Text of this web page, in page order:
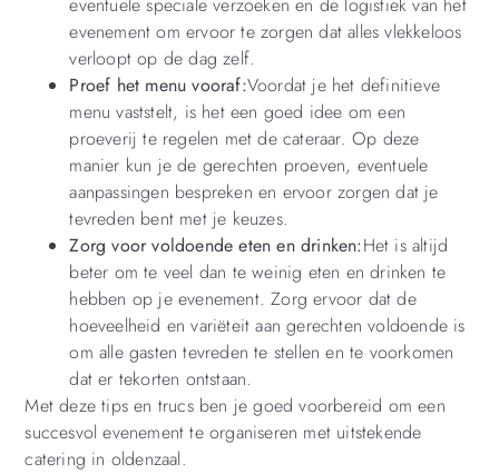
eventuele speciale verzoeken en de logistiek van het
evenement om ervoor te zorgen dat alles vlekkeloos
verloopt op de dag zelf.
Proef het menu vooraf:Voordat je het definitieve
menu vaststelt, is het een goed idee om een
proeverij te regelen met de cateraar. Op deze
manier kun je de gerechten proeven, eventuele
aanpassingen bespreken en ervoor zorgen dat je
tevreden bent met je keuzes.
Zorg voor voldoende eten en drinken:Het is altijd
beter om te veel dan te weinig eten en drinken te
hebben op je evenement. Zorg ervoor dat de
hoeveelheid en variëteit aan gerechten voldoende is
om alle gasten tevreden te stellen en te voorkomen
dat er tekorten ontstaan.
Met deze tips en trucs ben je goed voorbereid om een
succesvol evenement te organiseren met uitstekende
catering in oldenzaal.